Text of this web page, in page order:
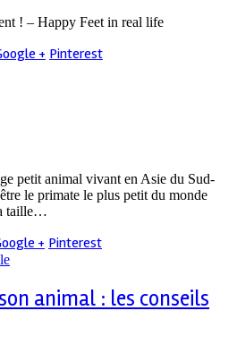
! – Happy Feet in real life
+ Pinterest
petit animal vivant en Asie du Sud-
le primate le plus petit du monde
taille…
+ Pinterest
animal : les conseils